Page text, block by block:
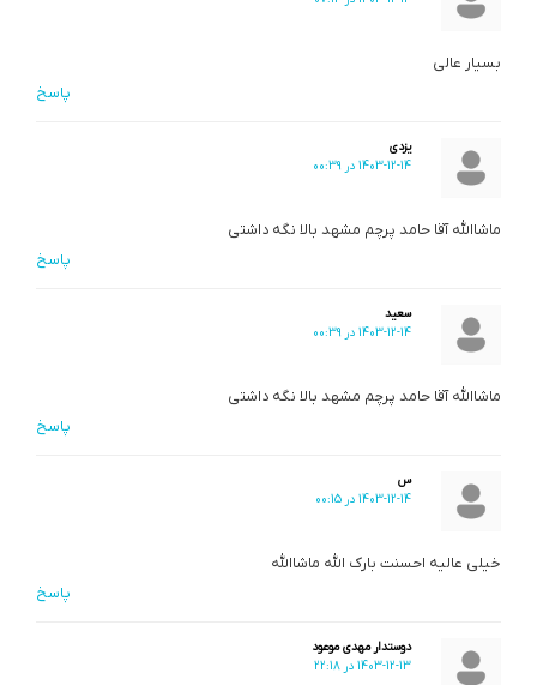
بسیار عالی
پاسخ
یزدی
1403-12-14 در 00:39
ماشاالله آقا حامد پرچم مشهد بالا نگه داشتی
پاسخ
سعید
1403-12-14 در 00:39
ماشاالله آقا حامد پرچم مشهد بالا نگه داشتی
پاسخ
س
1403-12-14 در 00:15
خیلی عالیه احسنت بارک الله ماشاالله
پاسخ
دوستدار مهدی موعود
1403-12-13 در 22:18